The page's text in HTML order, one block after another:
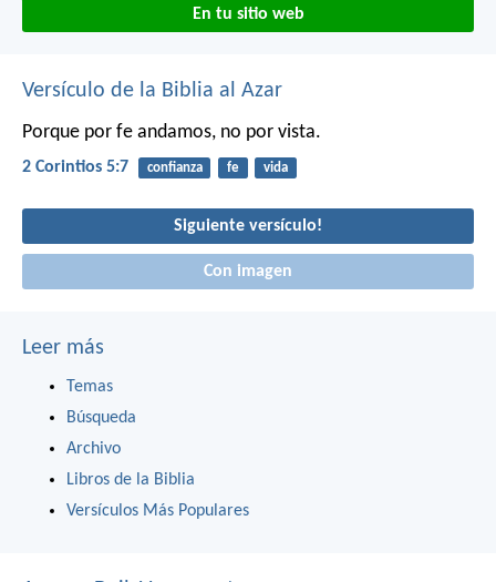
En tu sitio web
Versículo de la Biblia al Azar
Porque por fe andamos, no por vista.
2 Corintios 5:7 confianza fe vida
Siguiente versículo!
Con imagen
Leer más
Temas
Búsqueda
Archivo
Libros de la Biblia
Versículos Más Populares